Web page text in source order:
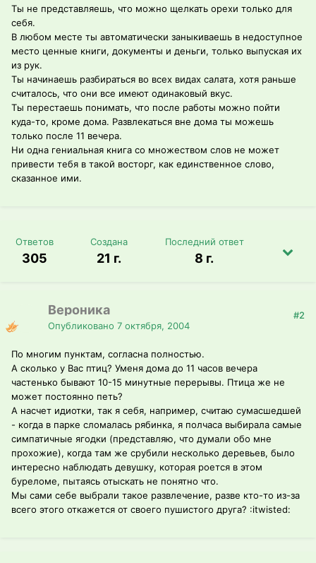
Ты не представляешь, что можно щелкать орехи только для
себя.
В любом месте ты автоматически заныкиваешь в недоступное
место ценные книги, документы и деньги, только выпуская их
из рук.
Ты начинаешь разбираться во всех видах салата, хотя раньше
считалось, что они все имеют одинаковый вкус.
Ты перестаешь понимать, что после работы можно пойти
куда-то, кроме дома. Развлекаться вне дома ты можешь
только после 11 вечера.
Ни одна гениальная книга со множеством слов не может
привести тебя в такой восторг, как единственное слово,
сказанное ими.
Ответов
305
Создана
21 г.
Последний ответ
8 г.
Вероника
Опубликовано 7 октября, 2004
#2
По многим пунктам, согласна полностью.
А сколько у Вас птиц? Уменя дома до 11 часов вечера
частенько бывают 10-15 минутные перерывы. Птица же не
может постоянно петь?
А насчет идиотки, так я себя, например, считаю сумасшедшей
- когда в парке сломалась рябинка, я полчаса выбирала самые
симпатичные ягодки (представляю, что думали обо мне
прохожие), когда там же срубили несколько деревьев, было
интересно наблюдать девушку, которая роется в этом
буреломе, пытаясь отыскать не понятно что.
Мы сами себе выбрали такое развлечение, разве кто-то из-за
всего этого откажется от своего пушистого друга? :itwisted: